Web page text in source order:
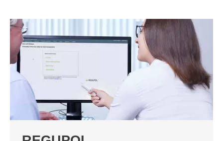
WAS TUN BEI
KONTROLLEN